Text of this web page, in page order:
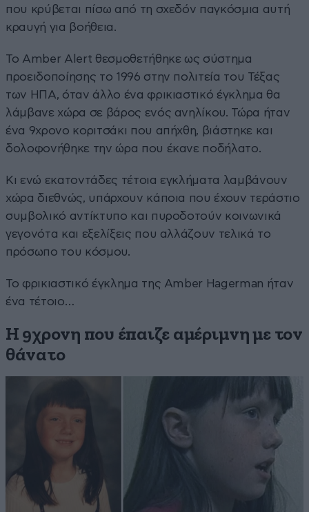
που κρύβεται πίσω από τη σχεδόν παγκόσμια αυτή
κραυγή για βοήθεια.
Το Amber Alert θεσμοθετήθηκε ως σύστημα
προειδοποίησης το 1996 στην πολιτεία του Τέξας
των ΗΠΑ, όταν άλλο ένα φρικιαστικό έγκλημα θα
λάμβανε χώρα σε βάρος ενός ανηλίκου. Τώρα ήταν
ένα 9χρονο κοριτσάκι που απήχθη, βιάστηκε και
δολοφονήθηκε την ώρα που έκανε ποδήλατο.
Κι ενώ εκατοντάδες τέτοια εγκλήματα λαμβάνουν
χώρα διεθνώς, υπάρχουν κάποια που έχουν τεράστιο
συμβολικό αντίκτυπο και πυροδοτούν κοινωνικά
γεγονότα και εξελίξεις που αλλάζουν τελικά το
πρόσωπο του κόσμου.
Το φρικιαστικό έγκλημα της Amber Hagerman ήταν
ένα τέτοιο…
Η 9χρονη που έπαιζε αμέριμνη με τον
θάνατο